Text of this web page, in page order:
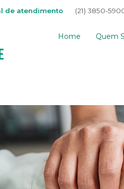
de atendimento (21) 3850-
Home Quem